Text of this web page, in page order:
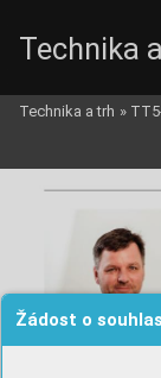
Žádost o
Technika
Technika a trh »